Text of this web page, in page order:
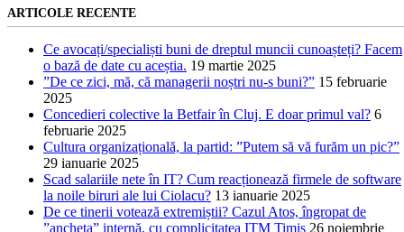
ARTICOLE RECENTE
Ce avocați/specialiști buni de dreptul muncii cunoașteți? Facem
o bază de date cu aceștia. 19 martie 2025
”De ce zici, mă, că managerii noștri nu-s buni?” 15 februarie
2025
Concedieri colective la Betfair în Cluj. E doar primul val? 6
februarie 2025
Cultura organizațională, la partid: ”Putem să vă furăm un pic?”
29 ianuarie 2025
Scad salariile nete în IT? Cum reacționează firmele de software
la noile biruri ale lui Ciolacu? 13 ianuarie 2025
De ce tinerii votează extremiștii? Cazul Atos, îngropat de
”ancheta” internă, cu complicitatea ITM Timiș 26 noiembrie